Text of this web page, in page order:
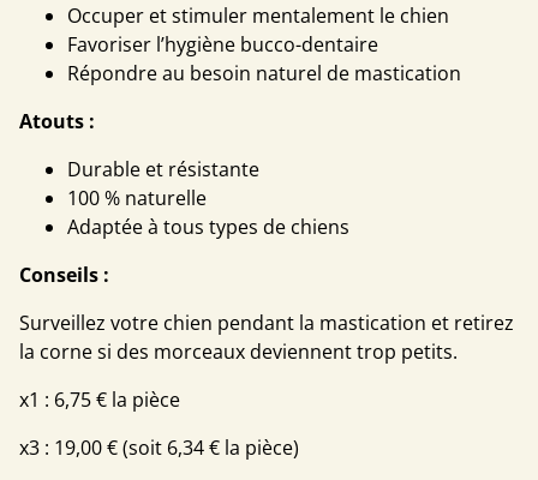
Occuper et stimuler mentalement le chien
Favoriser l’hygiène bucco-dentaire
Répondre au besoin naturel de mastication
Atouts :
Durable et résistante
100 % naturelle
Adaptée à tous types de chiens
Conseils :
Surveillez votre chien pendant la mastication et retirez
la corne si des morceaux deviennent trop petits.
x1 : 6,75 € la pièce
x3 : 19,00 € (soit 6,34 € la pièce)